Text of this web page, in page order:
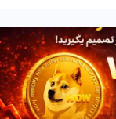
سرمایه‌گذاری در نظر گرفته می‌شود. ریبون فایننس یک ارز دیجیتال جدید است که با نام انگلیسی Ribbon Finance شناخته
بالای ریپل،